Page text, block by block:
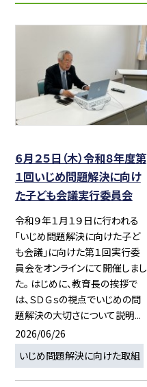
６月２５日（木）令和８年度第
１回いじめ問題解決に向け
た子ども会議実行委員会
令和９年１月１９日に行われる
「いじめ問題解決に向けた子ど
も会議」に向けた第１回実行委
員会をオンラインにて開催しまし
た。 はじめに、教育長の挨拶で
は、ＳＤＧｓの視点でいじめの問
題解決の大切さについて説明...
2026/06/26
いじめ問題解決に向けた取組